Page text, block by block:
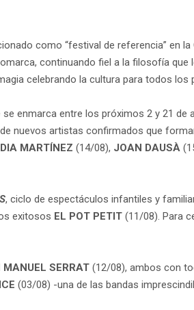
como “festival de referencia” en
continuando fiel a la filosofía que
celebrando la cultura para todos los
enmarca entre los próximos 2 y 21 de
nuevos artistas confirmados que
MARTÍNEZ (14/08), JOAN DAUSÀ
, ciclo de espectáculos infantiles y
exitosos EL POT PETIT (11/08). Para
MANUEL SERRAT (12/08), ambos con
(03/08) -una de las bandas